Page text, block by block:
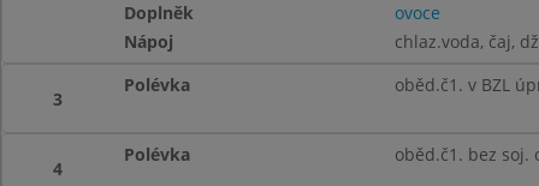
Doplněk
ovoce
Nápoj
chlaz.voda, čaj,
3
Polévka oběd.č1. v BZL
4
Polévka oběd.č1. bez soj.